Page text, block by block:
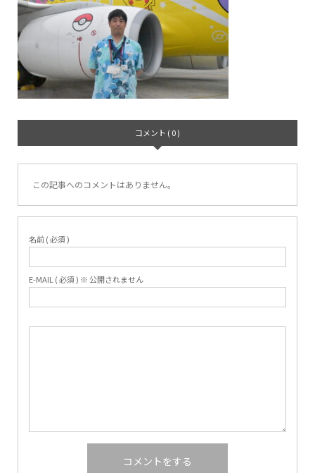
コメント ( 0 )
この記事へのコメントはありません。
名前 ( 必須 )
E-MAIL ( 必須 ) ※ 公開されません